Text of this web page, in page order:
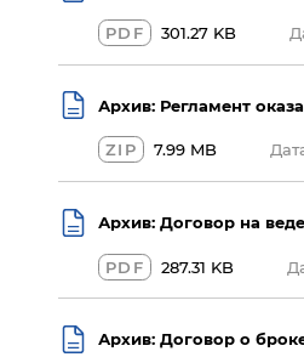
PDF 301.27 KB
Архив: Регламент
ZIP 7.99 MB
Архив: Договор на
PDF 287.31 KB
Архив: Договор о